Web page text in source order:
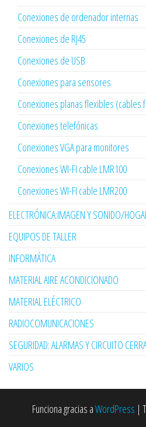
Conexiones de ordenador internas
Conexiones de RJ45
Conexiones de USB
Conexiones para sensores
Conexiones planas flexibles (cables
Conexiones telefónicas
Conexiones VGA para monitores
Conexiones WI-FI cable LMR100
Conexiones WI-FI cable LMR200
ELECTRÓNICA:IMAGEN Y SONIDO/
EQUIPOS DE TALLER
INFORMÁTICA
MATERIAL AIRE ACONDICIONADO
MATERIAL ELÉCTRICO
RADIOCOMUNICACIONES
SEGURIDAD: ALARMAS Y CIRCUITO
VARIOS
Funciona gracias aWordPress |